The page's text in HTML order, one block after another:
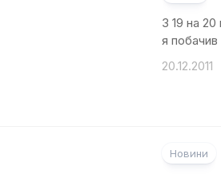
З 19 на 20
я
20.12.2011
Новини